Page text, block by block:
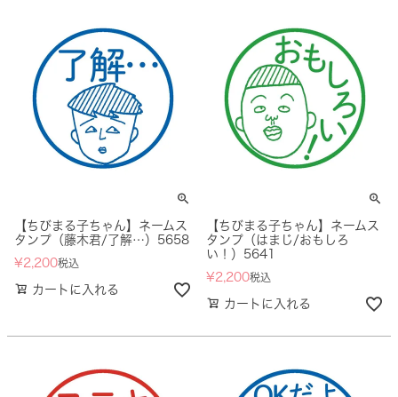
【ちびまる子ちゃん】ネームス
タンプ（藤木君/了解…）5658
¥2,200税込
カートに入れる
【ちびまる子ちゃん】ネームス
タンプ（はまじ/おもしろ
い！）5641
¥2,200税込
カートに入れる